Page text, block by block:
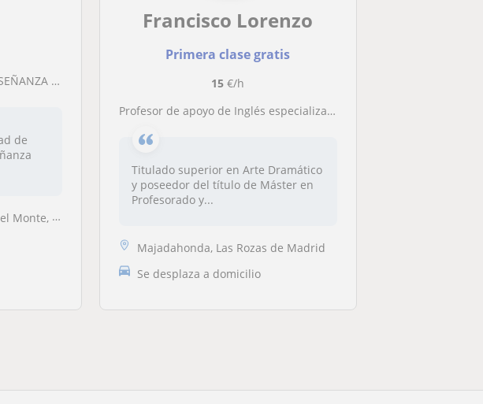
A2 / B1/ B2/ C1/ C2
de
de Alarcón, L...
Francisco Lorenzo
Primera clase gratis
15 €/h
Profesor de apoyo de Inglés especializado en el aprendizaje del idioma a través de dinámicas lúdicas
Titulado superior en Arte Dramático
y poseedor del título de Máster en
Profesorado y...
Majadahonda, Las Rozas de Madrid
Se desplaza a domicilio